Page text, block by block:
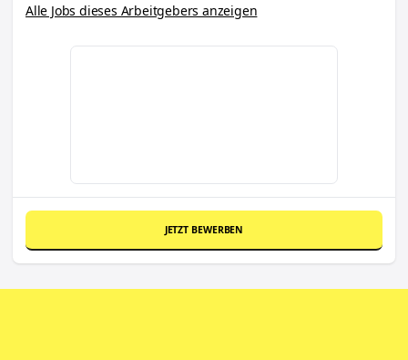
Alle Jobs dieses Arbeitgebers anzeigen
JETZT BEWERBEN